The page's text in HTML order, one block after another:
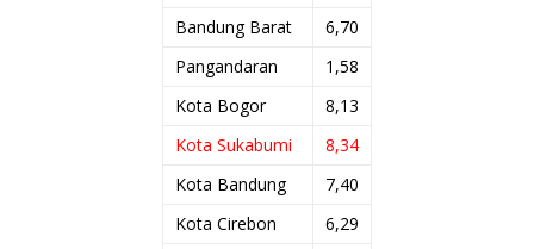
Bandung Barat
6,70
Pangandaran
1,58
Kota Bogor
8,13
Kota Sukabumi
8,34
Kota Bandung
7,40
Kota Cirebon
6,29